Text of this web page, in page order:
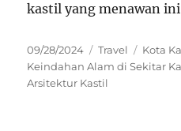
kastil yang menawan
Posted
on
09/28/2024 Categories
Travel Tags
Kota
Keindahan Alam di Sekitar
Arsitektur Kastil